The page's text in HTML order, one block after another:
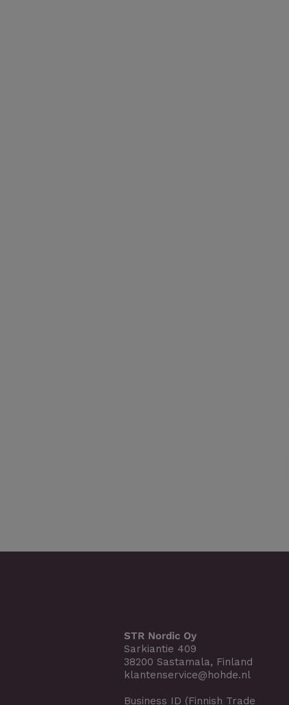
STR Nordic Oy
Sarkiantie 409
38200 Sastamala, Finland
klantenservice@hohde.nl
Business ID (Finnish Trade